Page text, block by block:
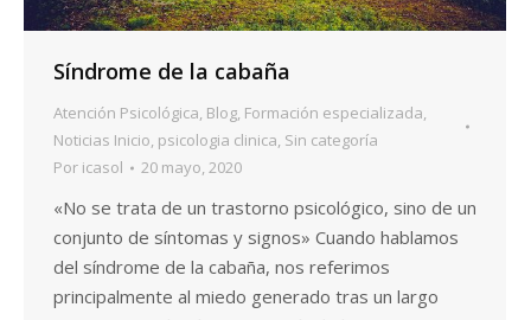
Síndrome de la cabaña
Atención Psicológica, Blog, Formación especializada,
Noticias Inicio, psicologia clinica, Sin categoría
Por icasol 20 mayo, 2020
«No se trata de un trastorno psicológico, sino de un
conjunto de síntomas y signos» Cuando hablamos
del síndrome de la cabaña, nos referimos
principalmente al miedo generado tras un largo